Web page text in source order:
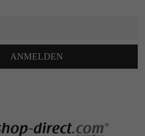
ANMELDEN